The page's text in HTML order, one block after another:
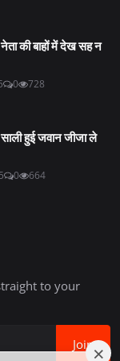
की बाहों में देख सह न
0 728
हुई जवान जीजा ले
0 664
to your
Join